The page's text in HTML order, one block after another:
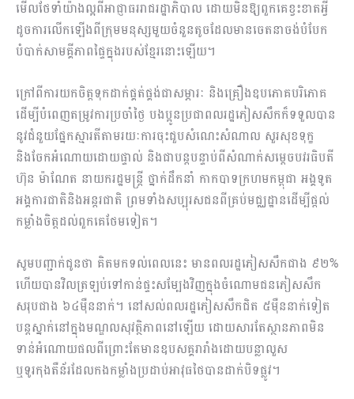
មើលថែទាំយ៉ាងល្អពីអាជ្ញាធររាជរដ្ឋាភិបាល ដោយមិនឱ្យពួកគេខ្វះខាតអ្វី
ដូចការលើកឡើងពីក្រុមមនុស្សមួយចំនួនតូចដែលមានចេតនាចង់បំបែក
បំបាក់សាមគ្គីភាពផ្ទៃក្នុងរបស់ខ្មែរនោះឡើយ។
ក្រៅពីការយកចិត្តទុកដាក់ផ្គត់ផ្គង់ជាសម្ភារៈ និងគ្រឿងឧបភោគបរិភោគ
ដើម្បីបំពេញតម្រូវការប្រចាំថ្ងៃ បងប្អូនប្រជាពលរដ្ឋភៀសសឹកក៏ទទួលបាន
នូវជំនួយផ្នែកស្មារតីតាមរយៈការចុះជួបសំណេះសំណាល សួរសុខទុក្ខ
និងចែកអំណោយដោយផ្ទាល់ និងជាបន្តបន្ទាប់ពីសំណាក់សម្តេចបវរធិបតី
ហ៊ុន ម៉ាណែត នាយករដ្ឋមន្ត្រី ថ្នាក់ដឹកនាំ កាកបាទក្រហមកម្ពុជា អង្គទូត
អង្គការជាតិនិងអន្តរជាតិ ព្រមទាំងសប្បុរសជនពីគ្រប់មជ្ឈដ្ឋានដើម្បីផ្តល់
កម្លាំងចិត្តដល់ពួកគេថែមទៀត។
សូមបញ្ជាក់ជូនថា គិតមកទល់ពេលនេះ មានពលរដ្ឋភៀសសឹកជាង ៩២%
ហើយបានវិលត្រឡប់ទៅកាន់ផ្ទះសម្បែងវិញក្នុងចំណោមជនភៀសសឹក
សរុបជាង ៦៤ម៉ឺននាក់។ នៅសល់ពលរដ្ឋភៀសសឹកជិត ៥ម៉ឺននាក់ទៀត
បន្តស្នាក់នៅក្នុងមណ្ឌលសុវត្ថិភាពនៅឡើយ ដោយសារតែស្ថានភាពមិន
ទាន់អំណោយផលពីព្រោះតែមានឧបសគ្គរារាំងដោយបន្លាលួស
ឬទូរកុងតឺន័រដែលកងកម្លាំងប្រដាប់អាវុធថៃបានដាក់បិទផ្លូវ។